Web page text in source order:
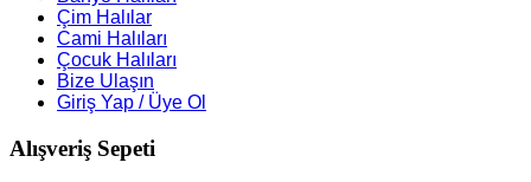
Çim Halılar
Cami Halıları
Çocuk Halıları
Bize Ulaşın
Giriş Yap / Üye Ol
Alışveriş Sepeti